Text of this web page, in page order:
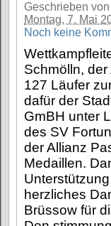
Geschrieben von
Montag, 7. Mai
Noch keine
Schmölln,
127 Läufer
dafür der
GmBH unter
des SV
der Allianz
Medaillen.
herzliches
Brüssow für